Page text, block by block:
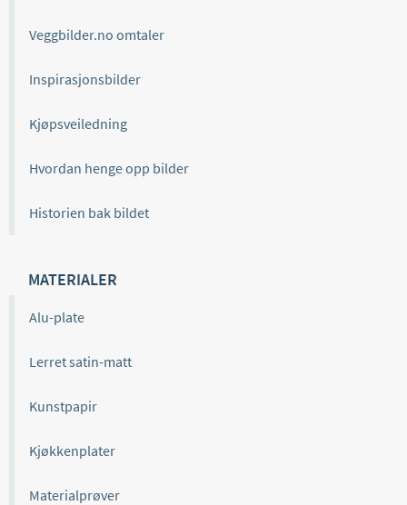
Veggbilder.no omtaler
Inspirasjonsbilder
Kjøpsveiledning
Hvordan henge opp bilder
Historien bak bildet
MATERIALER
Alu-plate
Lerret satin-matt
Kunstpapir
Kjøkkenplater
Materialprøver